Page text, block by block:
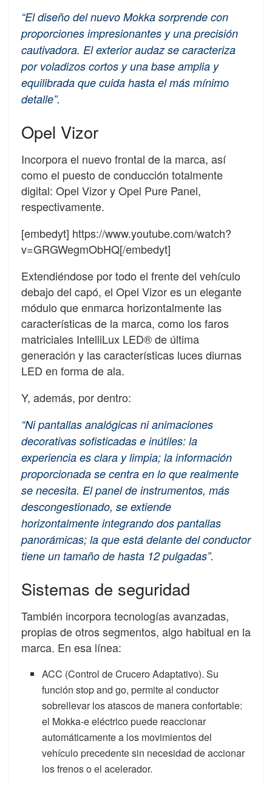
“El diseño del nuevo Mokka sorprende con
proporciones impresionantes y una precisión
cautivadora. El exterior audaz se caracteriza
por voladizos cortos y una base amplia y
equilibrada que cuida hasta el más mínimo
detalle”.
Opel Vizor
Incorpora el nuevo frontal de la marca, así
como el puesto de conducción totalmente
digital: Opel Vizor y Opel Pure Panel,
respectivamente.
[embedyt] https://www.youtube.com/watch?
v=GRGWegmObHQ[/embedyt]
Extendiéndose por todo el frente del vehículo
debajo del capó, el Opel Vizor es un elegante
módulo que enmarca horizontalmente las
características de la marca, como los faros
matriciales IntelliLux LED® de última
generación y las características luces diurnas
LED en forma de ala.
Y, además, por dentro:
“Ni pantallas analógicas ni animaciones
decorativas sofisticadas e inútiles: la
experiencia es clara y limpia; la información
proporcionada se centra en lo que realmente
se necesita. El panel de instrumentos, más
descongestionado, se extiende
horizontalmente integrando dos pantallas
panorámicas; la que está delante del conductor
tiene un tamaño de hasta 12 pulgadas”.
Sistemas de seguridad
También incorpora tecnologías avanzadas,
propias de otros segmentos, algo habitual en la
marca. En esa línea:
ACC (Control de Crucero Adaptativo). Su
función stop and go, permite al conductor
sobrellevar los atascos de manera confortable:
el Mokka-e eléctrico puede reaccionar
automáticamente a los movimientos del
vehículo precedente sin necesidad de accionar
los frenos o el acelerador.